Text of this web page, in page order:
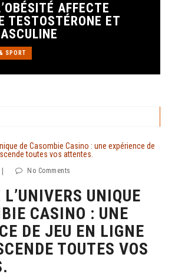
AFFECTE
TESTOSTÉRONE ET
SPORT
No Comments
UNIQUE
CASINO : UNE
DE JEU EN LIGNE
TOUTES VOS